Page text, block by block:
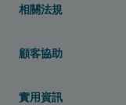
相關法規
顧客協助
實用資訊